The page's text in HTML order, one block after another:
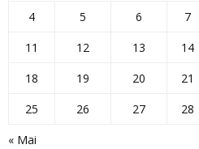
« Mai
4
5 6 7
11
12 13 14
18
19 20 21
25
26 27 28